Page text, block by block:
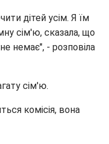
дітей усім. Я їм
сім'ю, сказала, що
немає", - розповіла
сім'ю.
комісія, вона